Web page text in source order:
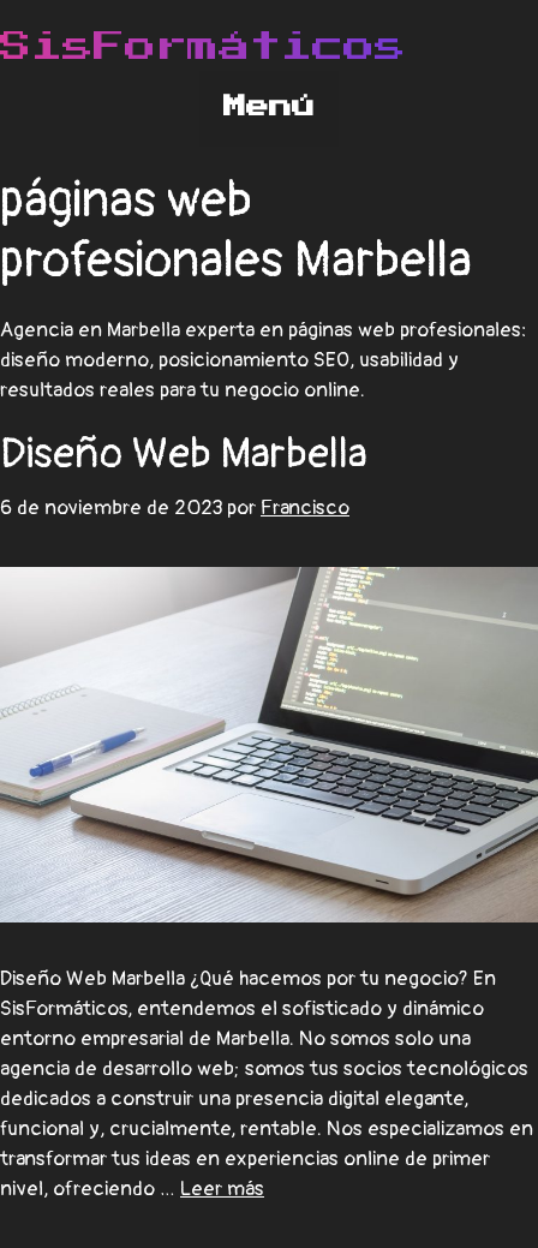
páginas web
profesionales Marbella
Agencia en Marbella experta en páginas web profesionales:
diseño moderno, posicionamiento SEO, usabilidad y
resultados reales para tu negocio online.
Diseño Web Marbella
6 de noviembre de 2023 por Francisco
Diseño Web Marbella ¿Qué hacemos por tu negocio? En
SisFormáticos, entendemos el sofisticado y dinámico
entorno empresarial de Marbella. No somos solo una
agencia de desarrollo web; somos tus socios tecnológicos
dedicados a construir una presencia digital elegante,
funcional y, crucialmente, rentable. Nos especializamos en
transformar tus ideas en experiencias online de primer
nivel, ofreciendo … Leer más